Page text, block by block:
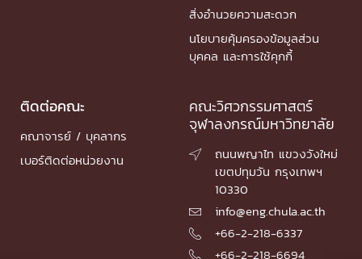
สิ่งอำนวยความสะดวก
นโยบายคุ้มครองข้อมูลส่วน
บุคคล และการใช้คุกกี้
ติดต่อคณะ
คณาจารย์ / บุคลากร
เบอร์ติดต่อหน่วยงาน
คณะวิศวกรรมศาสตร์
จุฬาลงกรณ์มหาวิทยาลัย

ถนนพญาไท แขวงวังใหม่
เขตปทุมวัน กรุงเทพฯ
10330
 info@eng.chula.ac.th
 +66-2-218-6337
 +66-2-218-6694